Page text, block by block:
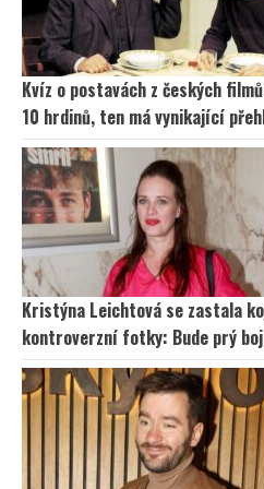
Kvíz o postavách z českých
10 hrdinů, ten má vynikající
Kristýna Leichtová se zastala
kontroverzní fotky: Bude prý